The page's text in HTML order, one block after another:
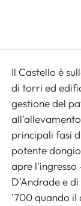
Il Castello è
di torri ed
gestione del
principali fasi
potente
apre
D'Andrade e
'700 quando il